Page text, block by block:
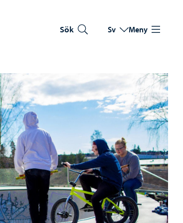
Sök Byt språk
Nuvarande språk:
Sv Meny